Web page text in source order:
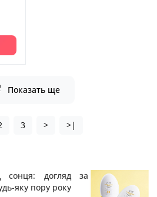
Показать ще
3 > >|
сонця: догляд за
яку пору року